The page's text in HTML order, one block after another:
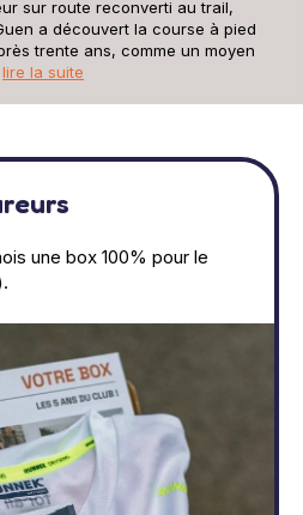
sur route reconverti au trail,
a découvert la course à pied
trente ans, comme un moyen
lire la suite
une box 100% pour le